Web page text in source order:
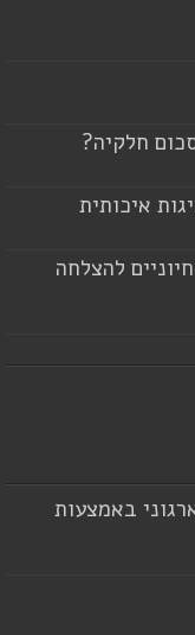
חלקיה?
איכותית
להצלחה
באמצעות